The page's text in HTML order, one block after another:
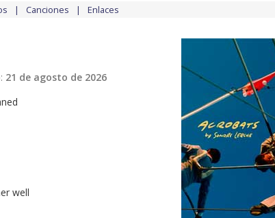
Canciones Enlaces
21 de agosto de 2026
well